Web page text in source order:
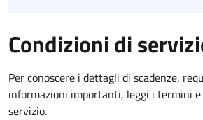
Condizioni di
Per conoscere i dettagli di scadenze,
informazioni importanti, leggi i termini e
servizio.